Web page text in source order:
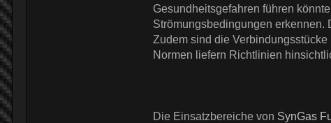
Gesundheitsgefahren führen
Strömungsbedingungen
Zudem sind die
Normen liefern Richtlinien
Die Einsatzbereiche von SynGas